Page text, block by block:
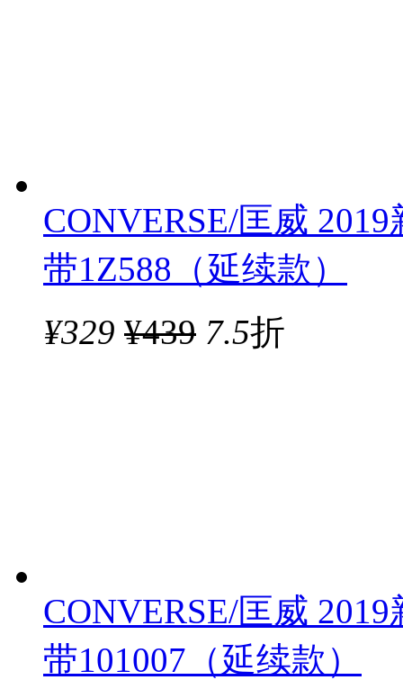
CONVERSE/匡威
带1Z588（延续款）
¥329 ¥439 7.5折
CONVERSE/匡威
带101007（延续款）